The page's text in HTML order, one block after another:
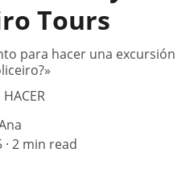
Tours
para hacer una excursión
HACER
2 min read